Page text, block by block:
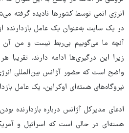
انرژی اتمی توسط کشورها نادیده گرفته
در یک سایت به‌عنوان یک عامل بازدارنده
آنچه ما می‌گوییم بی‌ربط نیست و من آن
زیرا این درگیری‌ها ادامه دارند. تقریبا
واضح است که حضور آژانس بین‌المللی
نیروگاه‌های هسته‌ای اوکراین، یک عامل
ادعای مدیرکل آژانس درباره بازدارنده